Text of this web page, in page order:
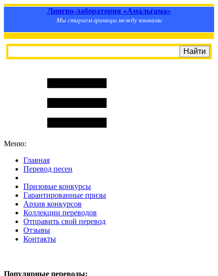
Лингво-лаборатория «Амальгама»
Мы стираем границы между языками
Меню:
Главная
Перевод песен
Призовые конкурсы
Гарантированные призы
Архив конкурсов
Коллекции переводов
Отправить свой перевод
Отзывы
Контакты
Популярные переводы: